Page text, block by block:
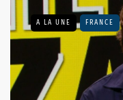
A LA UNE FRANCE